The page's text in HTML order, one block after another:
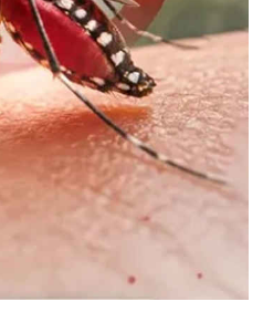
का किया ऐलान, रक्षा सप्लाई
जोर